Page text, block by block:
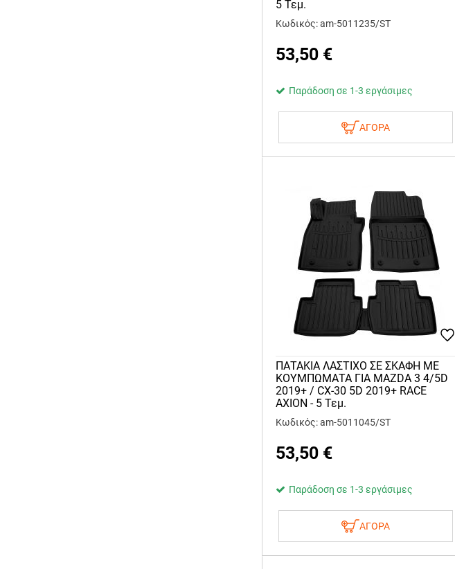
5 Τεμ.
Κωδικός: am-5011235/ST
53,50 €
Παράδοση σε 1-3 εργάσιμες
ΑΓΟΡΑ
ΠΑΤΑΚΙA ΛΑΣΤΙΧΟ ΣΕ ΣΚΑΦΗ ME
KOYMΠΩΜΑΤΑ ΓΙΑ MAZDA 3 4/5D
2019+ / CX-30 5D 2019+ RACE
AXION - 5 Τεμ.
Κωδικός: am-5011045/ST
53,50 €
Παράδοση σε 1-3 εργάσιμες
ΑΓΟΡΑ